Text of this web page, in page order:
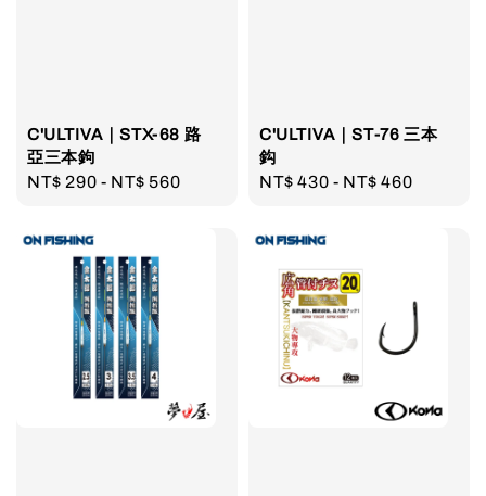
C'ULTIVA｜STX-68 路
亞三本鉤
Regular
NT$ 290 - NT$ 560
C'ULTIVA｜ST-76 三本
鈎
Regular
NT$ 430 - NT$ 460